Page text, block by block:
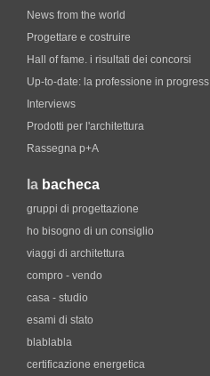
News from the world
Progettare e costruire
Hall of fame. i risultati dei concorsi
Up-to-date: la professione in progress
Interviews
Prodotti per l'architettura
Rassegna p+A
la bacheca
gruppi di progettazione
ho bisogno di un consiglio
viaggi di architettura
compro - vendo
casa - studio
esami di stato
blablabla
certificazione energetica